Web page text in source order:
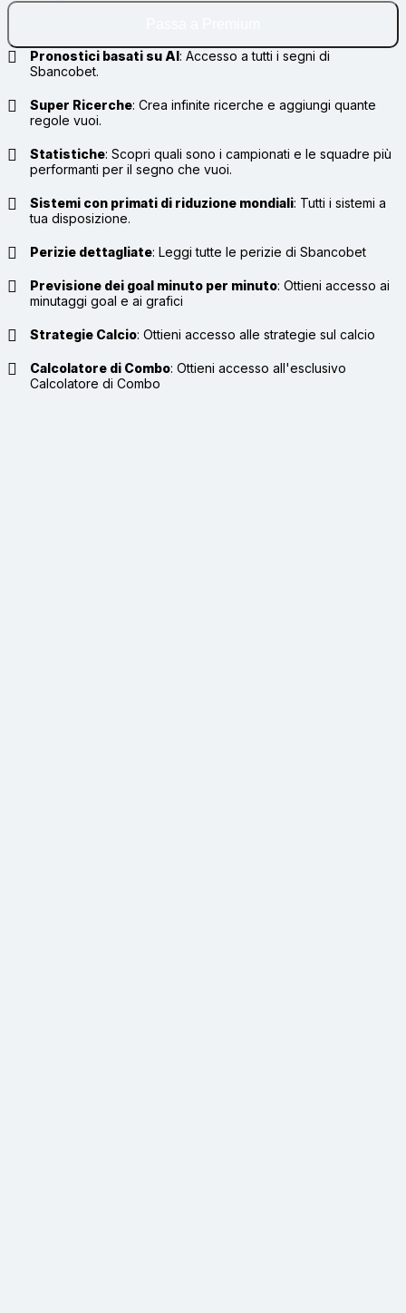
Pronostici basati su AI: Accesso a tutti i segni di
Sbancobet.
Super Ricerche: Crea infinite ricerche e aggiungi quante
regole vuoi.
Statistiche: Scopri quali sono i campionati e le squadre più
performanti per il segno che vuoi.
Sistemi con primati di riduzione mondiali: Tutti i sistemi a
tua disposizione.
Perizie dettagliate: Leggi tutte le perizie di Sbancobet
Previsione dei goal minuto per minuto: Ottieni accesso ai
minutaggi goal e ai grafici
Strategie Calcio: Ottieni accesso alle strategie sul calcio
Calcolatore di Combo: Ottieni accesso all'esclusivo
Calcolatore di Combo